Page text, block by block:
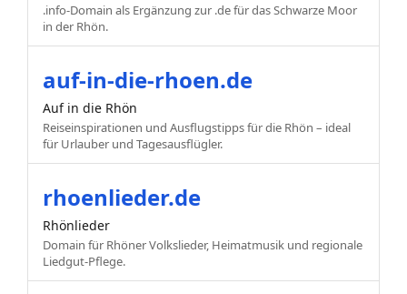
.info-Domain als Ergänzung zur .de für das Schwarze Moor
in der Rhön.
auf-in-die-rhoen.de
Auf in die Rhön
Reiseinspirationen und Ausflugstipps für die Rhön – ideal
für Urlauber und Tagesausflügler.
rhoenlieder.de
Rhönlieder
Domain für Rhöner Volkslieder, Heimatmusik und regionale
Liedgut-Pflege.